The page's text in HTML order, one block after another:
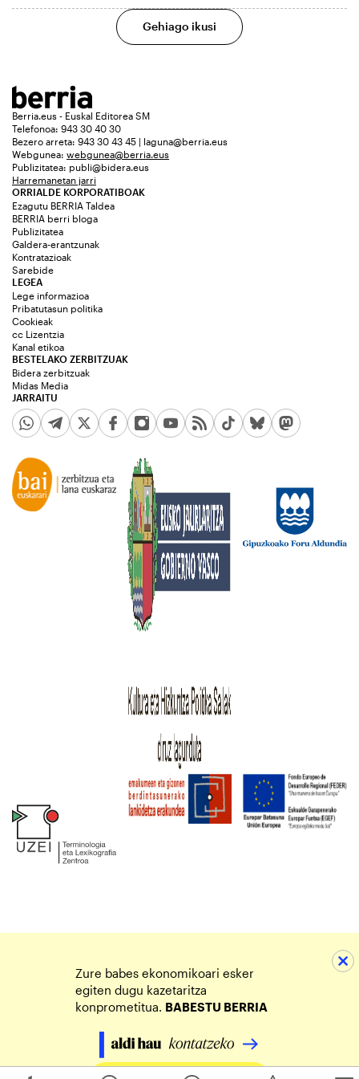
Gehiago ikusi
Berria.eus - Euskal Editorea SM
Telefonoa: 943 30 40 30
Bezero arreta: 943 30 43 45 | laguna@berria.eus
Webgunea: webgunea@berria.eus
Publizitatea: publi@bidera.eus
Harremanetan jarri
ORRIALDE KORPORATIBOAK
Ezagutu BERRIA Taldea
BERRIA berri bloga
Publizitatea
Galdera-erantzunak
Kontratazioak
Sarebide
JARRAITU
LEGEA
Lege informazioa
Pribatutasun politika
Cookieak
cc Lizentzia
Kanal etikoa
BESTELAKO ZERBITZUAK
Bidera zerbitzuak
Midas Media
Zure babes ekonomikoari esker
egiten dugu kazetaritza
konprometitua. BABESTU BERRIA